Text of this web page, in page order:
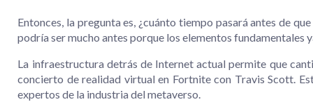
Entonces, la pregunta es, ¿cuánto tiempo pasará antes de
podría ser mucho antes porque los elementos fundamentales
La infraestructura detrás de Internet actual permite que
concierto de realidad virtual en Fortnite con Travis Scott.
expertos de la industria del metaverso.